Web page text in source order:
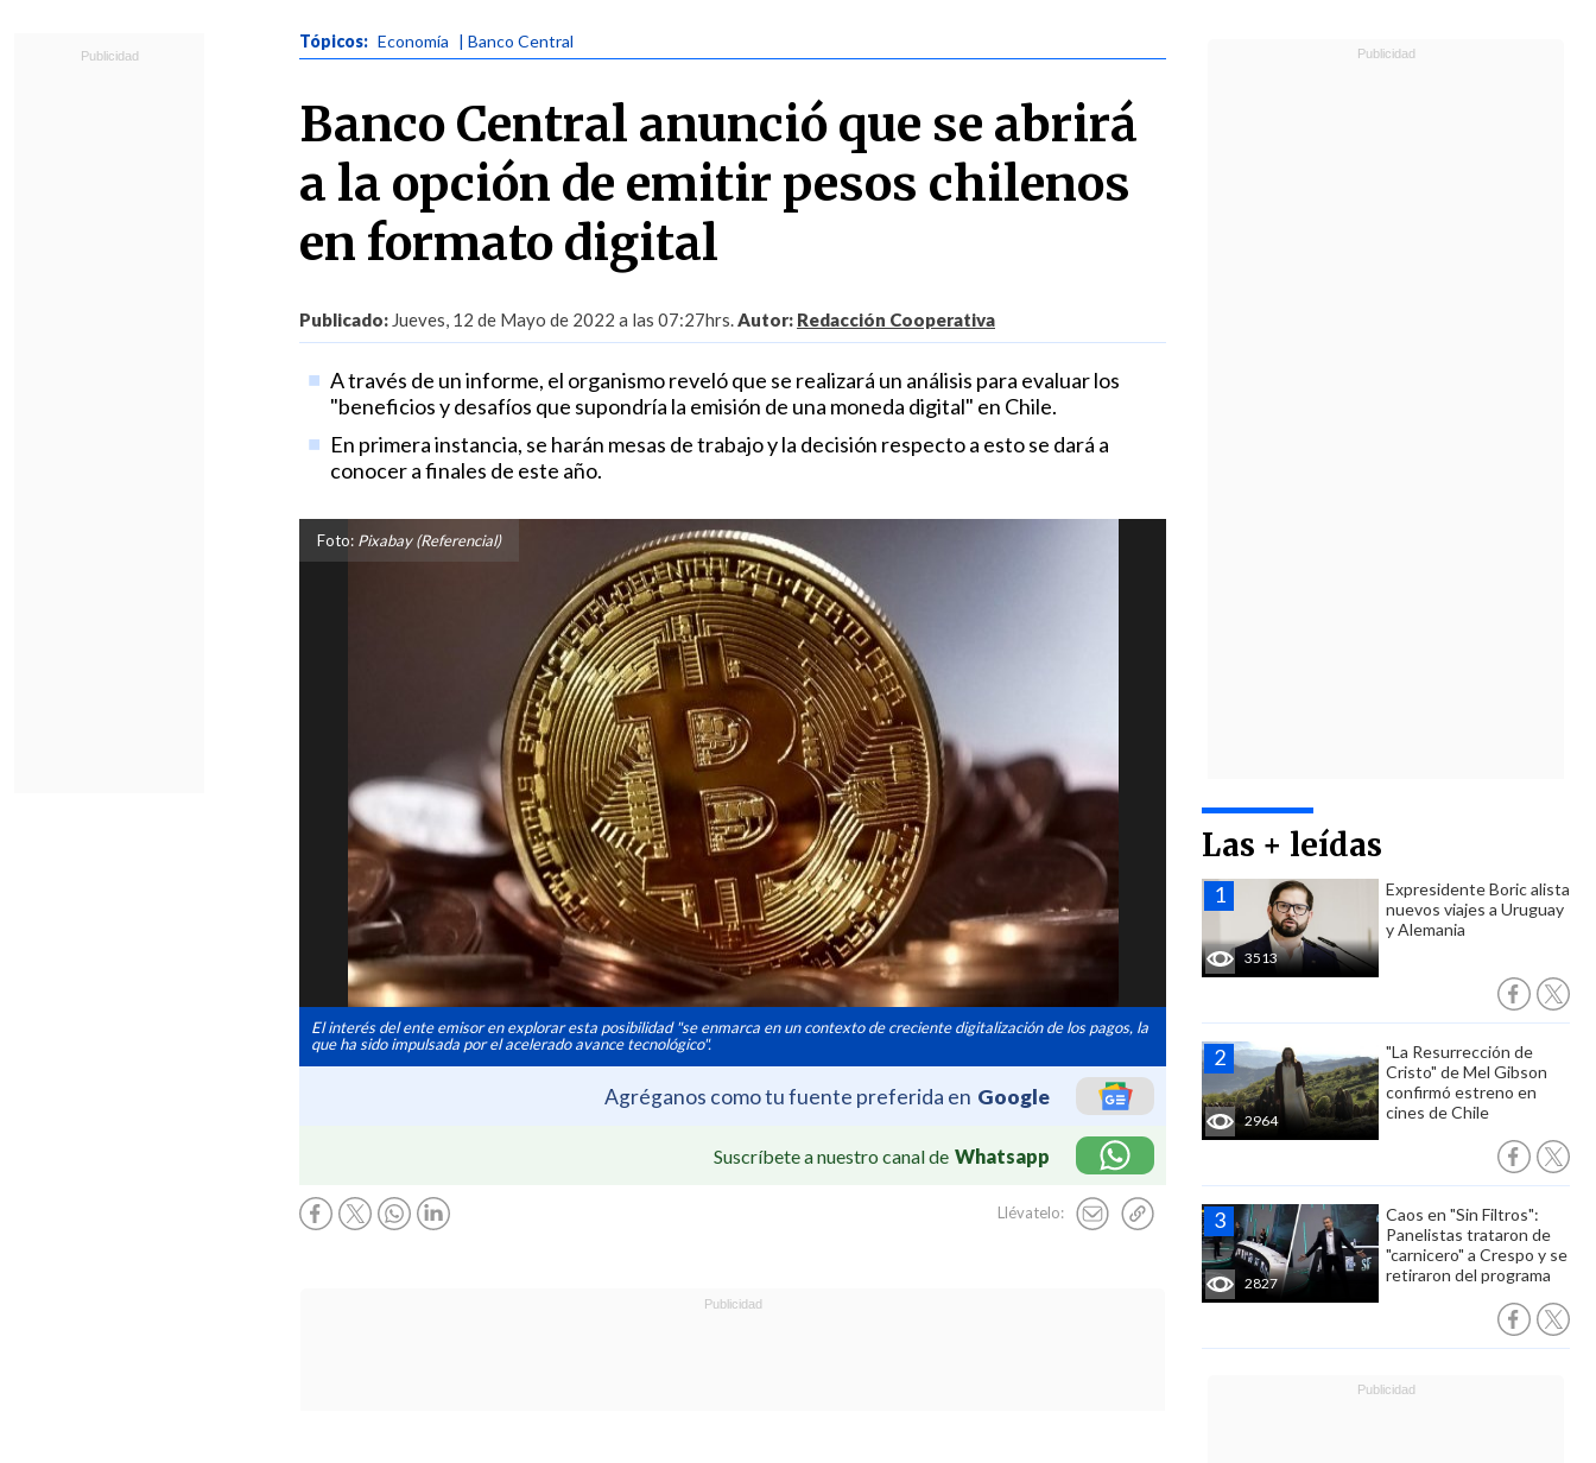
Tópicos: Economía | Banco Central
Banco Central anunció que se abrirá
a la opción de emitir pesos chilenos
en formato digital
Publicado: Jueves, 12 de Mayo de 2022 a las 07:27hrs.Autor: Redacción Cooperativa
A través de un informe, el organismo reveló que se realizará un análisis para evaluar los
"beneficios y desafíos que supondría la emisión de una moneda digital" en Chile.
En primera instancia, se harán mesas de trabajo y la decisión respecto a esto se dará a
conocer a finales de este año.
Foto: Pixabay (Referencial)
El interés del ente emisor en explorar esta posibilidad "se enmarca en un contexto de creciente digitalización de los pagos, la
que ha sido impulsada por el acelerado avance tecnológico".
Agréganos como tu fuente preferida en Google
Suscríbete a nuestro canal de Whatsapp
Llévatelo:
Las + leídas
3513
Expresidente Boric alista
nuevos viajes a Uruguay
y Alemania
2964
"La Resurrección de
Cristo" de Mel Gibson
confirmó estreno en
cines de Chile
2827
Caos en "Sin Filtros":
Panelistas trataron de
"carnicero" a Crespo y se
retiraron del programa